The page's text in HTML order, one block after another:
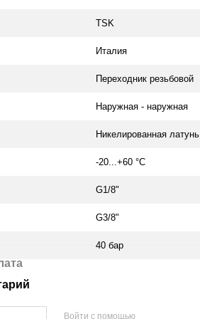
TSK
Италия
Переходник резьбовой
Наружная - наружная
Никелированная латунь
-20...+60 °С
G1/8"
G3/8"
40 бар
Войти с помощью